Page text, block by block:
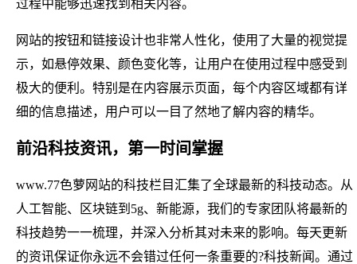
过程中能够迅速找到相关内容。
网站的按钮和链接设计也非常人性化，使用了大量的视觉提
示，如悬停效果、颜色变化等，让用户在使用过程中感受到
极大的便利。特别是在内容展示页面，每个内容区域都有详
细的信息描述，用户可以一目了然地了解内容的精华。
前沿科技资讯，第一时间掌握
www.77色萝网站的科技栏目汇集了全球最新的科技动态。从
人工智能、区块链到5g、新能源，我们的专家团队将最新的
科技趋势一一梳理，并深入分析其对未来的影响。每天更新
的资讯保证你永远不会错过任何一条重要的?科技新闻。通过